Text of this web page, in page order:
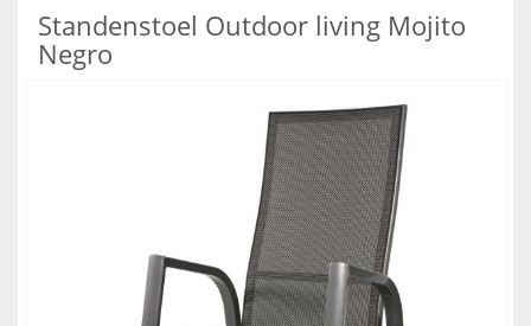
Standenstoel Outdoor living Mojito
Negro